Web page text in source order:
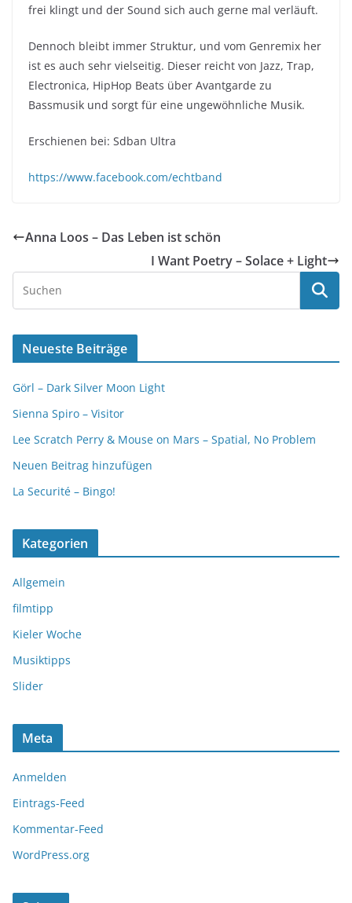
frei klingt und der Sound sich auch gerne mal verläuft.
Dennoch bleibt immer Struktur, und vom Genremix her
ist es auch sehr vielseitig. Dieser reicht von Jazz, Trap,
Electronica, HipHop Beats über Avantgarde zu
Bassmusik und sorgt für eine ungewöhnliche Musik.
Erschienen bei: Sdban Ultra
https://www.facebook.com/echtband
Anna Loos – Das Leben ist schön
I Want Poetry – Solace + Light
Neueste Beiträge
Görl – Dark Silver Moon Light
Sienna Spiro – Visitor
Lee Scratch Perry & Mouse on Mars – Spatial, No Problem
Neuen Beitrag hinzufügen
La Securité – Bingo!
Kategorien
Allgemein
filmtipp
Kieler Woche
Musiktipps
Slider
Meta
Anmelden
Eintrags-Feed
Kommentar-Feed
WordPress.org